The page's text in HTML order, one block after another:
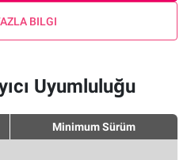
BILGI
Uyumluluğu
Minimum Sürüm